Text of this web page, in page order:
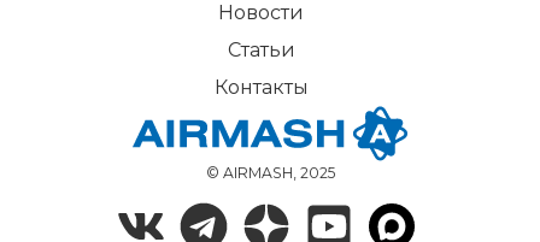
© AIRMASH, 2025
Новости
Статьи
Контакты